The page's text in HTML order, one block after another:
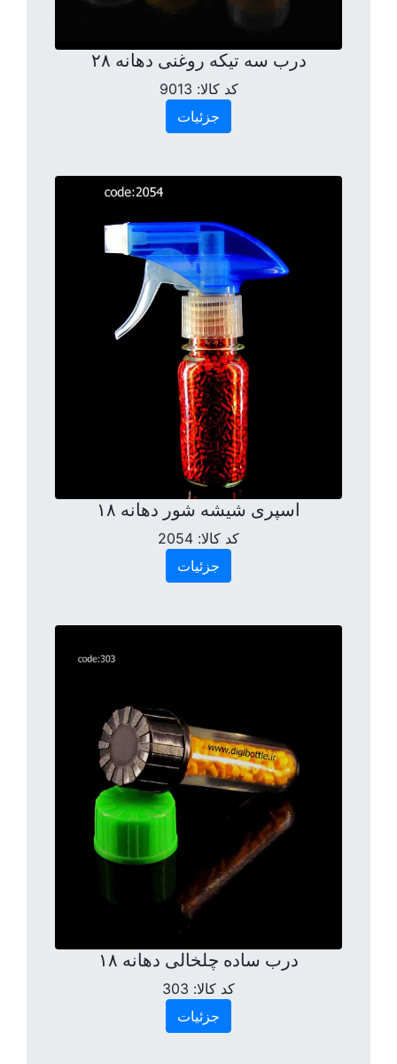
درب سه تیکه روغنی دهانه ۲۸
کد کالا: 9013
جزئیات
اسپری شیشه شور دهانه ۱۸
کد کالا: 2054
جزئیات
درب ساده چلخالی دهانه ۱۸
کد کالا: 303
جزئیات